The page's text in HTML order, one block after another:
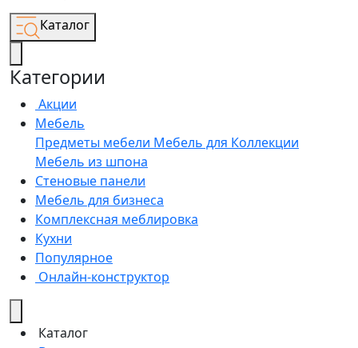
Каталог
Категории
Акции
Мебель
Предметы мебели Мебель для Коллекции
Мебель из шпона
Стеновые панели
Мебель для бизнеса
Комплексная меблировка
Кухни
Популярное
Онлайн-конструктор
Каталог